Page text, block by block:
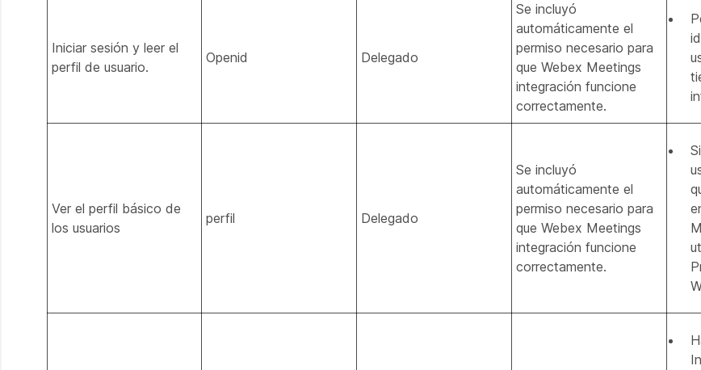
Iniciar sesión y leer el
perfil de usuario.
Openid Delegado
Se incluyó
automáticamente el
permiso necesario para
que Webex Meetings
integración funcione
correctamente.
Ver el perfil básico de
los usuarios
perfil Delegado
Se incluyó
automáticamente el
permiso necesario para
que Webex Meetings
integración funcione
correctamente.